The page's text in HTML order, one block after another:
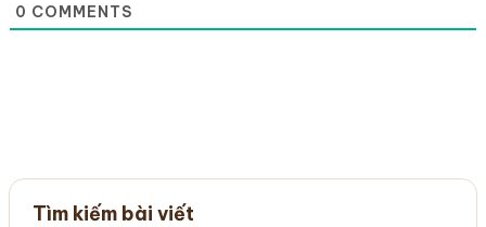
0 COMMENTS
Tìm kiếm bài viết